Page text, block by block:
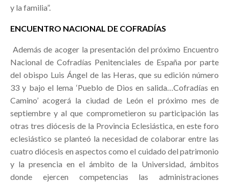
y la familia”.
ENCUENTRO NACIONAL DE COFRADÍAS
Además de acoger la presentación del próximo Encuentro
Nacional de Cofradías Penitenciales de España por parte
del obispo Luis Ángel de las Heras, que su edición número
33 y bajo el lema ‘Pueblo de Dios en salida…Cofradías en
Camino’ acogerá la ciudad de León el próximo mes de
septiembre y al que comprometieron su participación las
otras tres diócesis de la Provincia Eclesiástica, en este foro
eclesiástico se planteó la necesidad de colaborar entre las
cuatro diócesis en aspectos como el cuidado del patrimonio
y la presencia en el ámbito de la Universidad, ámbitos
donde ejercen competencias las administraciones